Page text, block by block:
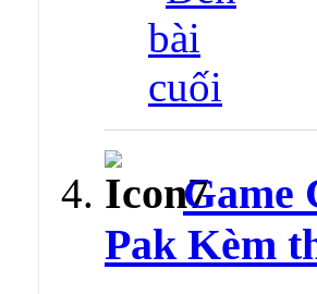
Game
Pak Kèm